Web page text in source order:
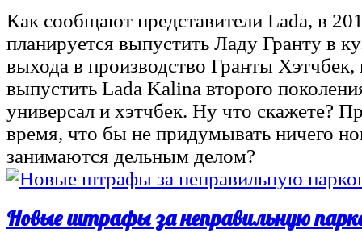
Как сообщают представители Lada, в
планируется выпустить Ладу Гранту в
выхода в производство Гранты Хэтчбек,
выпустить Lada Kalina второго
универсал и хэтчбек. Ну что скажете?
время, что бы не придумывать ничего
занимаются дельным делом?
Новые штрафы за неправильную